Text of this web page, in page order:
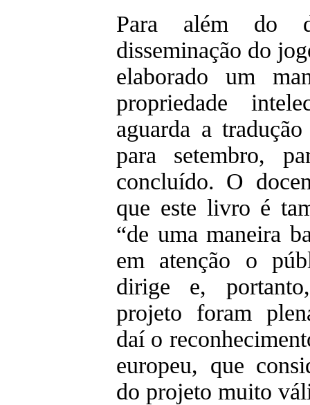
Para além do
disseminação do
elaborado um
propriedade
aguarda a
para setembro,
concluído. O
que este livro é
“de uma maneira
em atenção o
dirige e,
projeto foram
daí o
europeu, que
do projeto muito